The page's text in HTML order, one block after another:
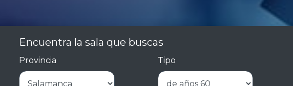
Encuentra la sala que buscas
Provincia Tipo